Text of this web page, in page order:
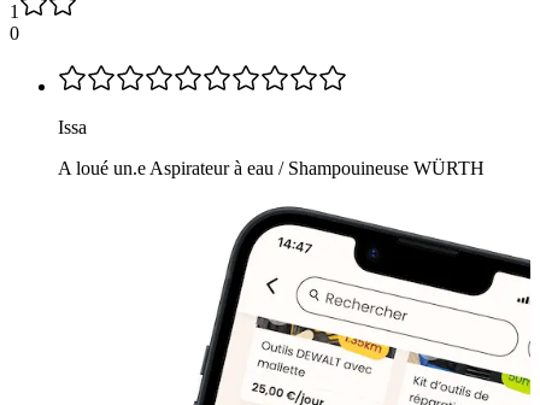
1
0
Issa
A loué un.e Aspirateur à eau / Shampouineuse WÜRTH